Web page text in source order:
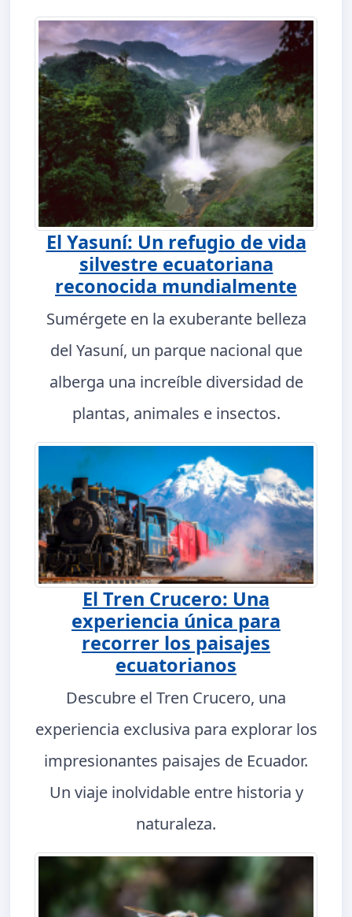
El Yasuní: Un refugio de vida
silvestre ecuatoriana
reconocida mundialmente
Sumérgete en la exuberante belleza
del Yasuní, un parque nacional que
alberga una increíble diversidad de
plantas, animales e insectos.
El Tren Crucero: Una
experiencia única para
recorrer los paisajes
ecuatorianos
Descubre el Tren Crucero, una
experiencia exclusiva para explorar los
impresionantes paisajes de Ecuador.
Un viaje inolvidable entre historia y
naturaleza.